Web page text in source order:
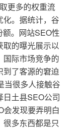
更多的权重流
化。据统计，谷
。网站SEO性
的曝光展示以
国际市场竞争的
到了客源的窘迫
当很多人接触谷
土县SEO公司
会发现要弄明白
多东西都是只